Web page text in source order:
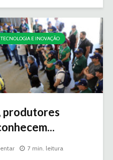
TECNOLOGIA E INOVAÇÃO
produtores
7 min. leitura